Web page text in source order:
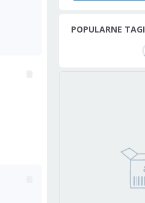
POPULARNE TAGI